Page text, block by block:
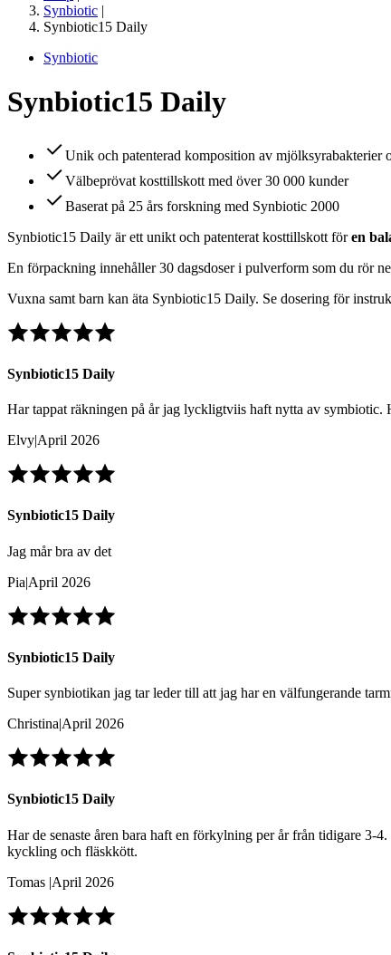
Synbiotic |
Synbiotic15 Daily
Synbiotic
Synbiotic15 Daily
Unik och patenterad komposition av mjölksyrabakterier
Välbeprövat kosttillskott med över 30 000 kunder
Baserat på 25 års forskning med Synbiotic 2000
Synbiotic15 Daily är ett unikt och patenterat kosttillskott fören
En förpackning innehåller 30 dagsdoser i pulverform som du rör
Vuxna samt barn kan äta Synbiotic15 Daily. Se dosering för
Synbiotic15 Daily
Har tappat räkningen på år jag lyckligtviis haft nytta av
Elvy|April 2026
Synbiotic15 Daily
Jag mår bra av det
Pia|April 2026
Synbiotic15 Daily
Super synbiotikan jag tar leder till att jag har en välfungerande
Christina|April 2026
Synbiotic15 Daily
Har de senaste åren bara haft en förkylning per år från tidigare 3-
kyckling och fläskkött.
Tomas |April 2026